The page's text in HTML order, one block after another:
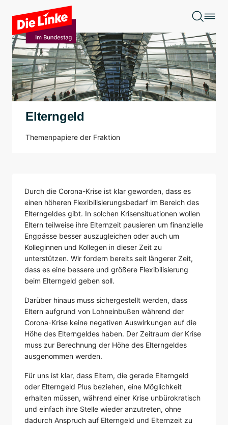
Zum Hauptinhalt springen
Elterngeld
Themenpapiere der Fraktion
Durch die Corona-Krise ist klar geworden, dass es
einen höheren Flexibilisierungsbedarf im Bereich des
Elterngeldes gibt. In solchen Krisensituationen wollen
Eltern teilweise ihre Elternzeit pausieren um finanzielle
Engpässe besser auszugleichen oder auch um
Kolleginnen und Kollegen in dieser Zeit zu
unterstützen. Wir fordern bereits seit längerer Zeit,
dass es eine bessere und größere Flexibilisierung
beim Elterngeld geben soll.
Darüber hinaus muss sichergestellt werden, dass
Eltern aufgrund von Lohneinbußen während der
Corona-Krise keine negativen Auswirkungen auf die
Höhe des Elterngeldes haben. Der Zeitraum der Krise
muss zur Berechnung der Höhe des Elterngeldes
ausgenommen werden.
Für uns ist klar, dass Eltern, die gerade Elterngeld
oder Elterngeld Plus beziehen, eine Möglichkeit
erhalten müssen, während einer Krise unbürokratisch
und einfach ihre Stelle wieder anzutreten, ohne
dadurch Anspruch auf Elterngeld und Elternzeit zu